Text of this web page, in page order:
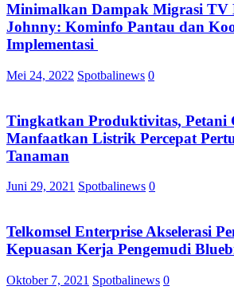
Minimalkan Dampak Migrasi TV
Johnny: Kominfo Pantau dan
Implementasi
Mei 24, 2022 Spotbalinews 0
Tingkatkan Produktivitas, Petani
Manfaatkan Listrik Percepat
Tanaman
Juni 29, 2021 Spotbalinews 0
Telkomsel Enterprise Akselerasi
Kepuasan Kerja Pengemudi
Oktober 7, 2021 Spotbalinews 0